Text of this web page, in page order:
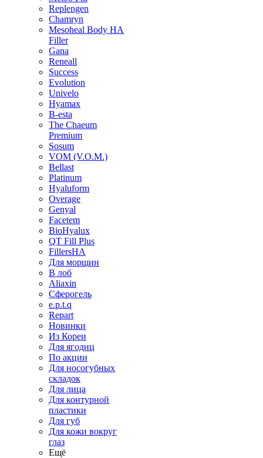
Replengen
Chamryn
Mesoheal Body HA
Filler
Gana
Reneall
Success
Evolution
Univelo
Hyamax
B-esta
The Chaeum
Premium
Sosum
VOM (V.O.M.)
Bellast
Platinum
Hyaluform
Overage
Genyal
Facetem
BioHyalux
QT Fill Plus
FillersHA
Для морщин
В лоб
Aliaxin
Сферогель
e.p.t.q
Repart
Новинки
Из Кореи
Для ягодиц
По акции
Для носогубных
складок
Для лица
Для контурной
пластики
Для губ
Для кожи вокруг
глаз
Ещё